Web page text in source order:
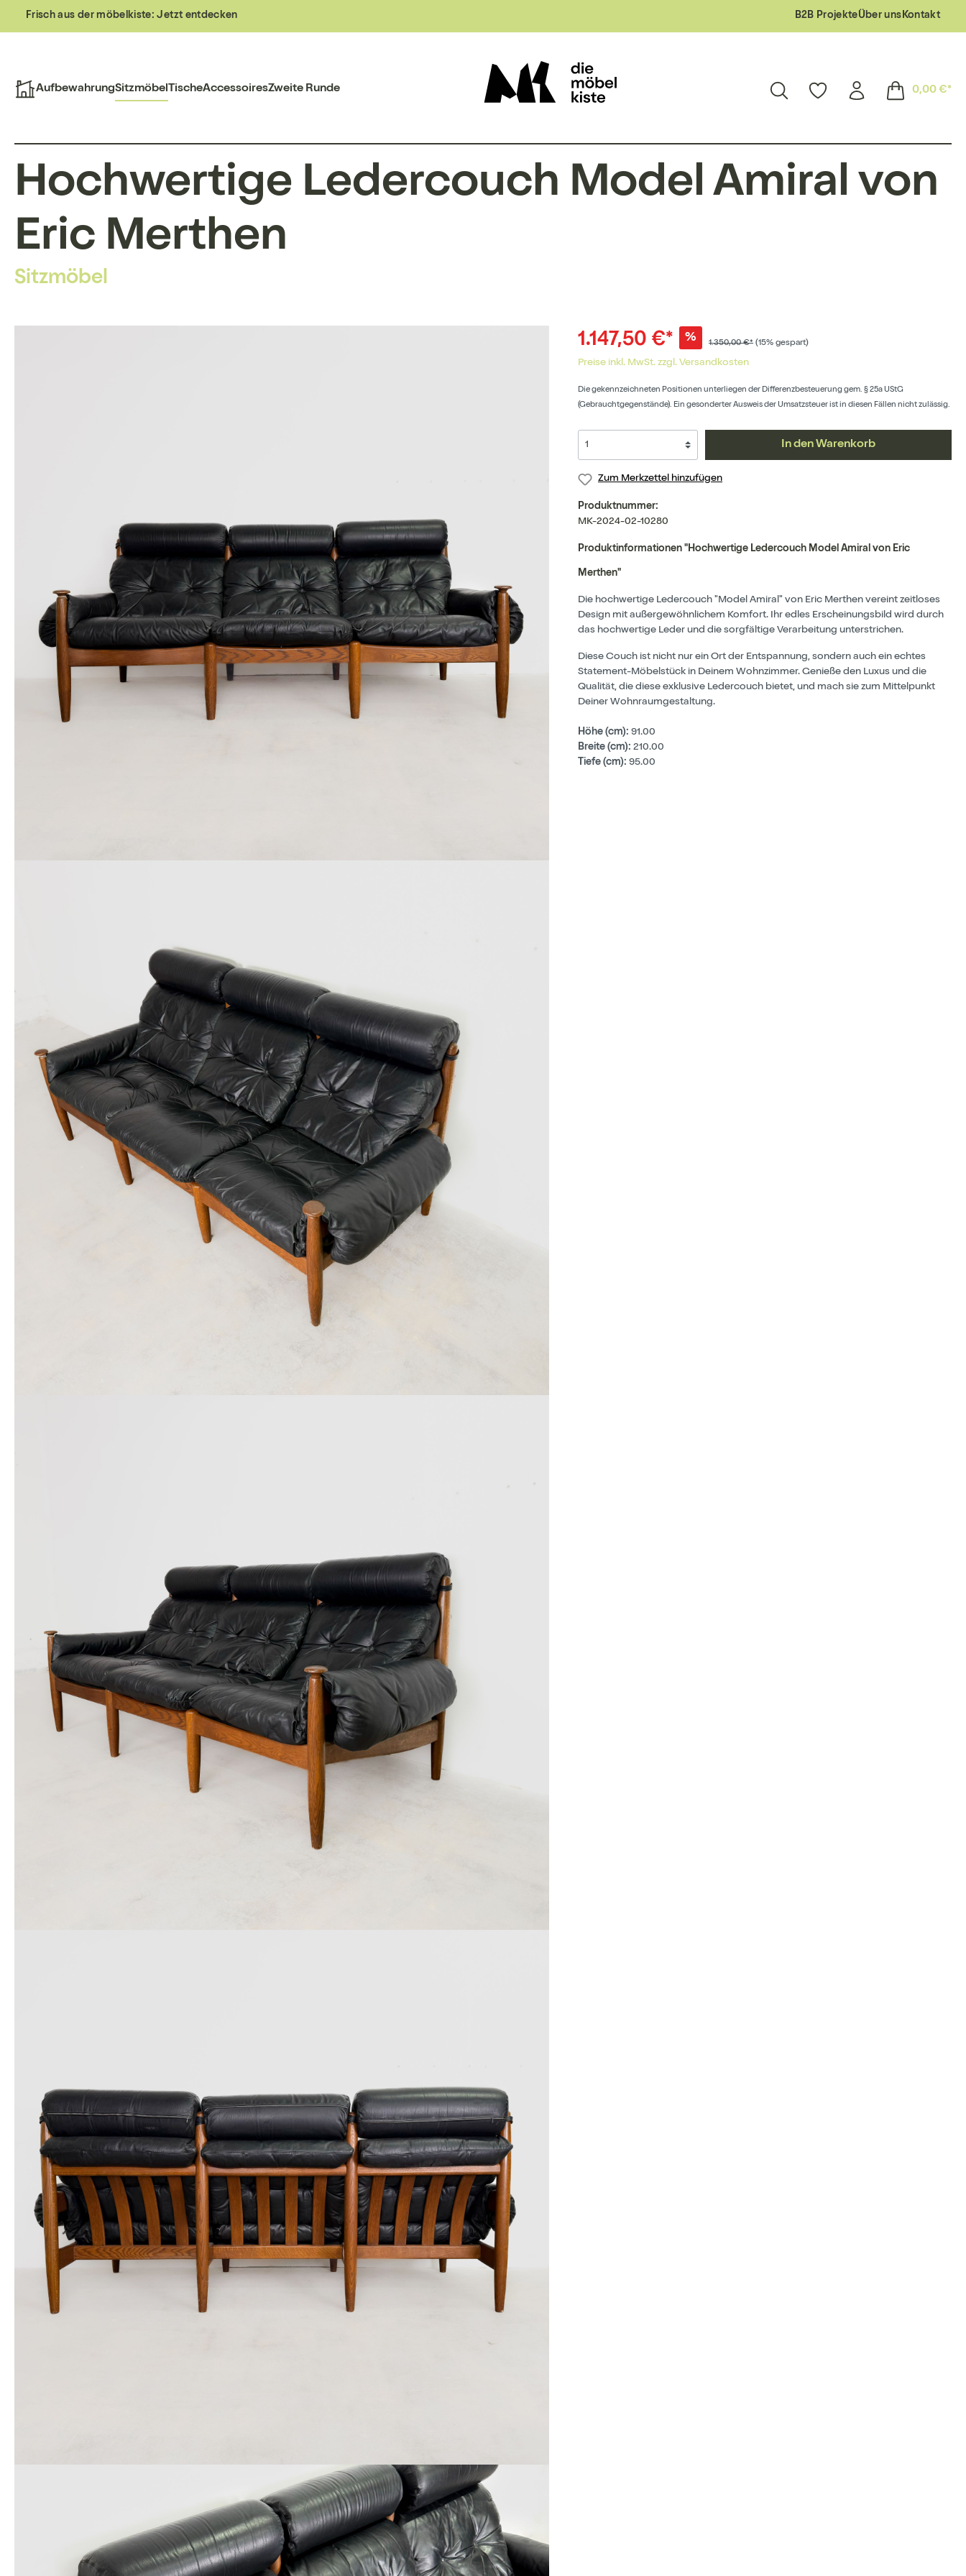
Frisch aus der möbelkiste:Jetzt entdecken B2B ProjekteÜber unsKontakt
AufbewahrungSitzmöbelTischeAccessoiresZweite Runde 0,00 €*
Hochwertige Ledercouch Model Amiral von
Eric Merthen
Sitzmöbel
1.147,50 €* % 1.350,00 €* (15% gespart)
Preise inkl. MwSt. zzgl. Versandkosten
Die gekennzeichneten Positionen unterliegen der Differenzbesteuerung gem. § 25a UStG
(Gebrauchtgegenstände). Ein gesonderter Ausweis der Umsatzsteuer ist in diesen Fällen nicht zulässig.
In den Warenkorb
Zum Merkzettel hinzufügen
Produktnummer:
MK-2024-02-10280
Produktinformationen "Hochwertige Ledercouch Model Amiral von Eric
Merthen"
Die hochwertige Ledercouch "Model Amiral" von Eric Merthen vereint zeitloses
Design mit außergewöhnlichem Komfort. Ihr edles Erscheinungsbild wird durch
das hochwertige Leder und die sorgfältige Verarbeitung unterstrichen.
Diese Couch ist nicht nur ein Ort der Entspannung, sondern auch ein echtes
Statement-Möbelstück in Deinem Wohnzimmer. Genieße den Luxus und die
Qualität, die diese exklusive Ledercouch bietet, und mach sie zum Mittelpunkt
Deiner Wohnraumgestaltung.
Höhe (cm): 91.00
Breite (cm): 210.00
Tiefe (cm): 95.00